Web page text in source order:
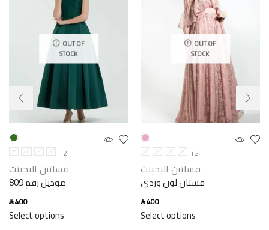
OUT OF
STOCK
XS XXL S M +2
فساتين اليجينت
موديل رقم 809
SAR400
Select options
OUT OF
STOCK
XS XXL S M +2
فساتين اليجينت
فستان لون وردي
SAR400
Select options